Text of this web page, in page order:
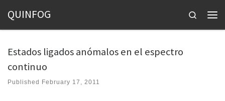
Skip to content
QUINFOG
Search
Estados ligados anómalos en el espectro
continuo
Published February 17, 2011